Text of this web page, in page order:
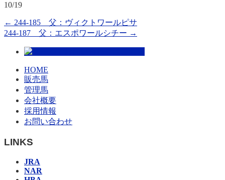
10/19
← 244-185 父：ヴィクトワールピサ
244-187 父：エスポワールシチー →
HOME
販売馬
管理馬
会社概要
採用情報
お問い合わせ
LINKS
JRA
NAR